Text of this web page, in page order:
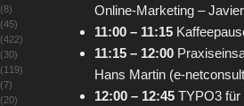
Online-Marketing –
11:00 – 11:15
11:15 – 12:00
Hans Martin (e-
12:00 – 12:45 TYPO3 für
(8)
(45)
(422)
(30)
(119)
(7)
(20)